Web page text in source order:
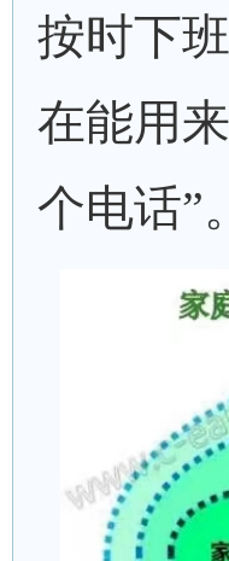
按时下
在能用
个电话”。